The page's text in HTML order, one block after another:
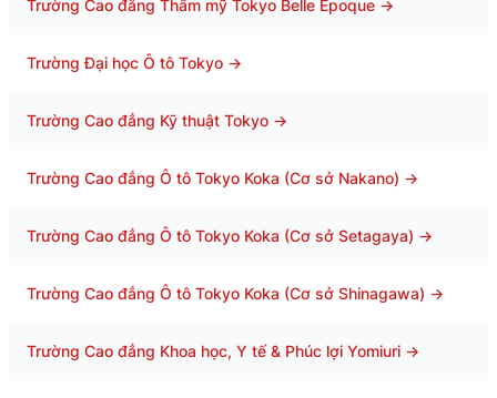
Trường Cao đẳng Thẩm mỹ Tokyo Belle Époque →
Trường Đại học Ô tô Tokyo →
Trường Cao đẳng Kỹ thuật Tokyo →
Trường Cao đẳng Ô tô Tokyo Koka (Cơ sở Nakano) →
Trường Cao đẳng Ô tô Tokyo Koka (Cơ sở Setagaya) →
Trường Cao đẳng Ô tô Tokyo Koka (Cơ sở Shinagawa) →
Trường Cao đẳng Khoa học, Y tế & Phúc lợi Yomiuri →